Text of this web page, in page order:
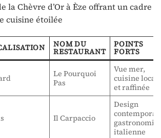
la Chèvre d’Or à Èze offrant un cadre
cuisine étoilée
NOM DU
RESTAURANT
POINTS
FORTS
Le Pourquoi
Pas
Vue mer,
cuisine
et raffinée
Il Carpaccio
Design
gastronomie
italienne